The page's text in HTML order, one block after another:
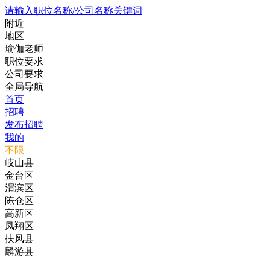
请输入职位名称/公司名称关键词
附近
地区
瑜伽老师
职位要求
公司要求
全局导航
首页
招聘
发布招聘
我的
不限
岐山县
金台区
渭滨区
陈仓区
高新区
凤翔区
扶风县
麟游县